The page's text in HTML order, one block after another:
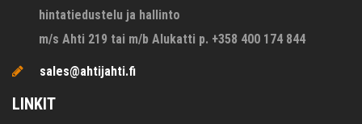
hintatiedustelu ja hallinto
m/s Ahti 219 tai m/b Alukatti p. +358 400 174 844
sales@ahtijahti.fi
LINKIT